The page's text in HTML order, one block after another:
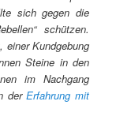
sich gegen die
schützen.
ein­er Kundge­bung
Steine in den
im Nach­gang
derErfahrung mit